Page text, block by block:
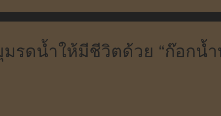
รดน้ำให้มีชีวิตด้วย “ก๊อกน้ำ